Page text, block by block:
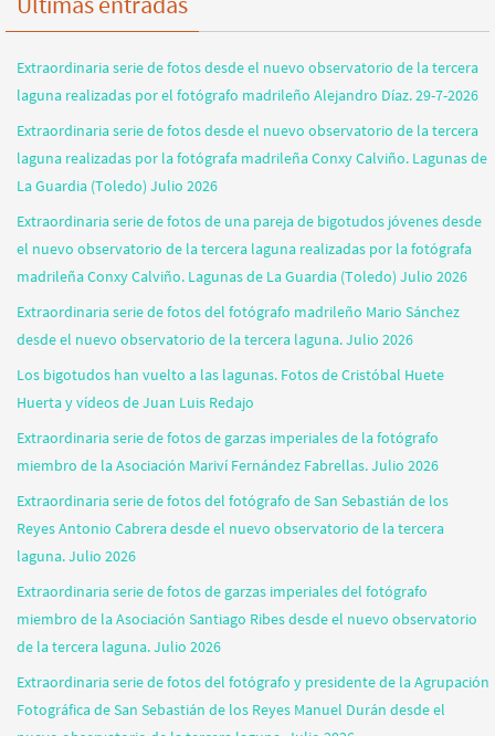
Extraordinaria serie de fotos desde el nuevo observatorio de la tercera
laguna realizadas por el fotógrafo madrileño Alejandro Díaz. 29-7-2026
Extraordinaria serie de fotos desde el nuevo observatorio de la tercera
laguna realizadas por la fotógrafa madrileña Conxy Calviño. Lagunas de
La Guardia (Toledo) Julio 2026
Extraordinaria serie de fotos de una pareja de bigotudos jóvenes desde
el nuevo observatorio de la tercera laguna realizadas por la fotógrafa
madrileña Conxy Calviño. Lagunas de La Guardia (Toledo) Julio 2026
Extraordinaria serie de fotos del fotógrafo madrileño Mario Sánchez
desde el nuevo observatorio de la tercera laguna. Julio 2026
Los bigotudos han vuelto a las lagunas. Fotos de Cristóbal Huete
Huerta y vídeos de Juan Luis Redajo
Extraordinaria serie de fotos de garzas imperiales de la fotógrafo
miembro de la Asociación Mariví Fernández Fabrellas. Julio 2026
Extraordinaria serie de fotos del fotógrafo de San Sebastián de los
Reyes Antonio Cabrera desde el nuevo observatorio de la tercera
laguna. Julio 2026
Extraordinaria serie de fotos de garzas imperiales del fotógrafo
miembro de la Asociación Santiago Ribes desde el nuevo observatorio
de la tercera laguna. Julio 2026
Extraordinaria serie de fotos del fotógrafo y presidente de la Agrupación
Fotográfica de San Sebastián de los Reyes Manuel Durán desde el